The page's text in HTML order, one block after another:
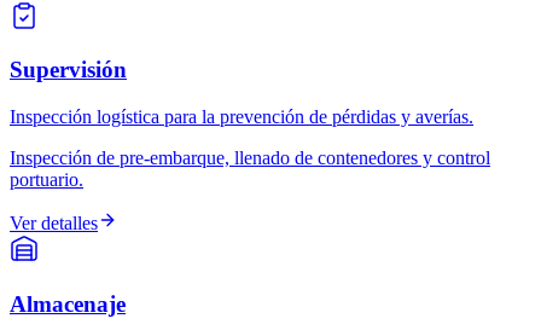
Supervisión
Inspección logística para la prevención de pérdidas y averías.
Inspección de pre-embarque, llenado de contenedores y control
portuario.
Ver detalles
Almacenaje